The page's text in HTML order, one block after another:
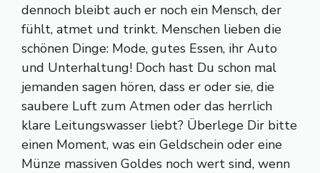
dennoch bleibt auch er noch ein Mensch, der
fühlt, atmet und trinkt. Menschen lieben die
schönen Dinge: Mode, gutes Essen, ihr Auto
und Unterhaltung! Doch hast Du schon mal
jemanden sagen hören, dass er oder sie, die
saubere Luft zum Atmen oder das herrlich
klare Leitungswasser liebt? Überlege Dir bitte
einen Moment, was ein Geldschein oder eine
Münze massiven Goldes noch wert sind, wenn